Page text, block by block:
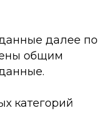
далее по
общим
категорий